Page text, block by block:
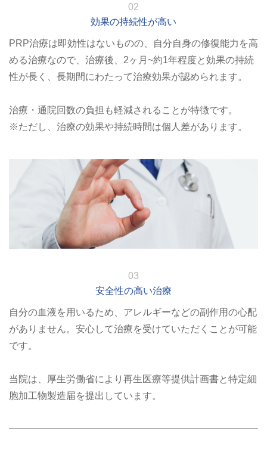
02
効果の持続性が高い
PRP治療は即効性はないものの、自分自身の修復能力を高
める治療なので、治療後、2ヶ月~約1年程度と効果の持続
性が長く、長期間にわたって治療効果が認められます。
治療・通院回数の負担も軽減されることが特徴です。
※ただし、治療の効果や持続時間は個人差があります。
03
安全性の高い治療
自分の血液を用いるため、アレルギーなどの副作用の心配
がありません。安心して治療を受けていただくことが可能
です。
当院は、厚生労働省により再生医療等提供計画書と特定細
胞加工物製造届を提出しています。